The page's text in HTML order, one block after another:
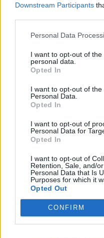
Downstream Participants
Personal Data
I want to opt-out of
personal data.
Opted In
I want to opt-out of the
Personal Data.
Opted In
I want to opt-out of
Personal Data for
Opted In
I want to opt-out of
Retention, Sale, and/
Personal Data that Is
Purposes for which it
Opted Out
CONFIRM
"La condizione
campionato.
giovani, che
Su Tonali
Sandro ha giocato
calciatore fortissimo